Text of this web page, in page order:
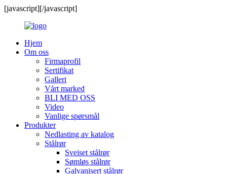
[javascript][/javascript]
Hjem
Om oss
Firmaprofil
Sertifikat
Galleri
Vårt marked
BLI MED OSS
Video
Vanlige spørsmål
Produkter
Nedlasting av katalog
Stålrør
Sveiset stålrør
Sømløs stålrør
Galvanisert stålrør